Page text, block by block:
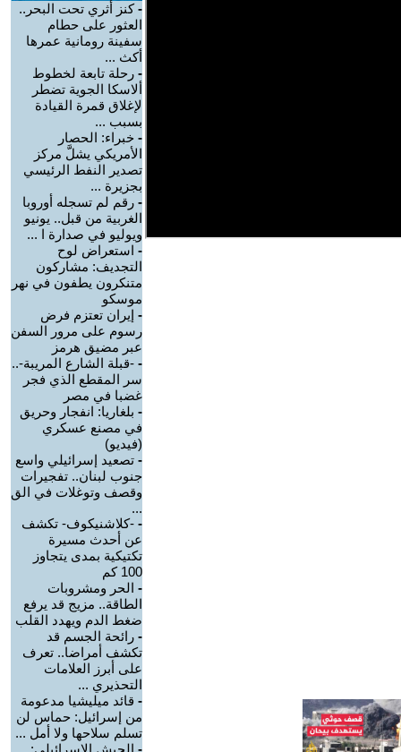
-كنز أثري تحت البحر..
العثور على حطام
سفينة رومانية عمرها
أكث ...
- رحلة تابعة لخطوط
ألاسكا الجوية تضطر
لإغلاق قمرة القيادة
بسبب ...
- خبراء: الحصار
الأمريكي يشلَّ مركز
تصدير النفط الرئيسي
بجزيرة ...
- رقم لم تسجله أوروبا
الغربية من قبل.. يونيو
ويوليو في صدارة ا ...
- استعراض لوح
التجديف: مشاركون
متنكرون يطفون في نهر
موسكو
- إيران تعتزم فرض
رسوم على مرور السفن
عبر مضيق هرمز
- -قبلة الشارع المريبة-..
سر المقطع الذي فجر
غضبا في مصر
- بلغاريا: انفجار وحريق
في مصنع عسكري
(فيديو)
- تصعيد إسرائيلي واسع
جنوب لبنان.. تفجيرات
وقصف وتوغلات في الق
...
- -كلاشنيكوف- تكشف
عن أحدث مسيرة
تكتيكية بمدى يتجاوز
100 كم
- الحر ومشروبات
الطاقة.. مزيج قد يرفع
ضغط الدم ويهدد القلب
- رائحة الجسم قد
تكشف أمراضا.. تعرف
على أبرز العلامات
التحذيري ...
- قائد ميليشيا مدعومة
من إسرائيل: حماس لن
تسلم سلاحها ولا أمل ...
- الجيش الإسرائيلي: